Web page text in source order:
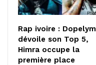
Rap ivoire : Dopelym
dévoile son Top 5,
Himra occupe la
première place